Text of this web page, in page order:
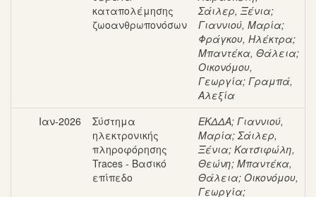
καταπολέμησης
ζωοανθρωπονόσων
Σάιλερ, Ξένια;
Γιαννιού, Μαρία;
Φράγκου, Ηλέκτρα;
Μπαντέκα, Θάλεια;
Οικονόμου,
Γεωργία; Γραμπά,
Αλεξία
Ιαν-2026
Σύστημα
ηλεκτρονικής
πληροφόρησης
Traces - Βασικό
επίπεδο
ΕΚΔΔΑ; Γιαννιού,
Μαρία;Σάιλερ,
Ξένια; Κατσιφώλη,
Θεώνη; Μπαντέκα,
Θάλεια; Οικονόμου,
Γεωργία;